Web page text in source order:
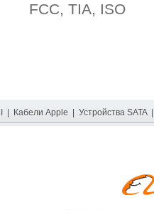
FCC, TIA, ISO
Кабели Apple Устройства SATA